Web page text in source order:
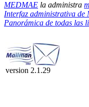
MEDMAE la administra
Interfaz administrativa de
Panorámica de todas las
version 2.1.29